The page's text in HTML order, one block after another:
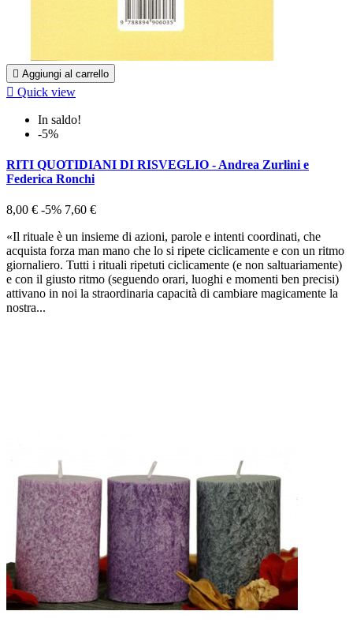
 Aggiungi al carrello
 Quick view
In saldo!
-5%
RITI QUOTIDIANI DI RISVEGLIO - Andrea Zurlini e
Federica Ronchi
8,00 € -5% 7,60 €
«Il rituale è un insieme di azioni, parole e intenti coordinati, che
acquista forza man mano che lo si ripete ciclicamente e con un ritmo
giornaliero. Tutti i rituali ripetuti ciclicamente (e non saltuariamente)
e con il giusto ritmo (seguendo orari, luoghi e momenti ben precisi)
attivano in noi la straordinaria capacità di cambiare magicamente la
nostra...